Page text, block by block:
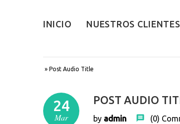
INICIO NUESTROS CLIENTES
» Post Audio Title
24
Mar
POST AUDIO
by admin (0)